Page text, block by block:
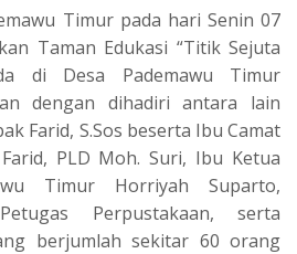
Timur pada hari Senin 07
Taman Edukasi “Titik Sejuta
di Desa Pademawu Timur
dengan dihadiri antara lain
Farid, S.Sos beserta Ibu Camat
PLD Moh. Suri, Ibu Ketua
Timur Horriyah Suparto,
Perpustakaan, serta
berjumlah sekitar 60 orang